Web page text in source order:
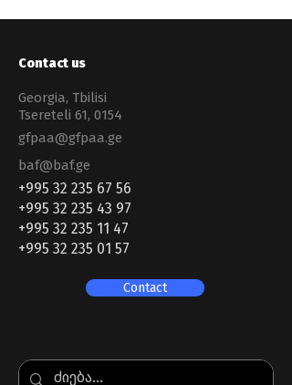
Contact us
Georgia, Tbilisi
Tsereteli 61, 0154
gfpaa@gfpaa.ge
baf@baf.ge
+995 32 235 67 56
+995 32 235 43 97
+995 32 235 11 47
+995 32 235 01 57
Contact